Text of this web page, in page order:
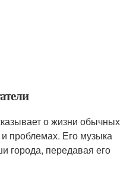
о жизни обычных
проблемах. Его музыка
города, передавая его